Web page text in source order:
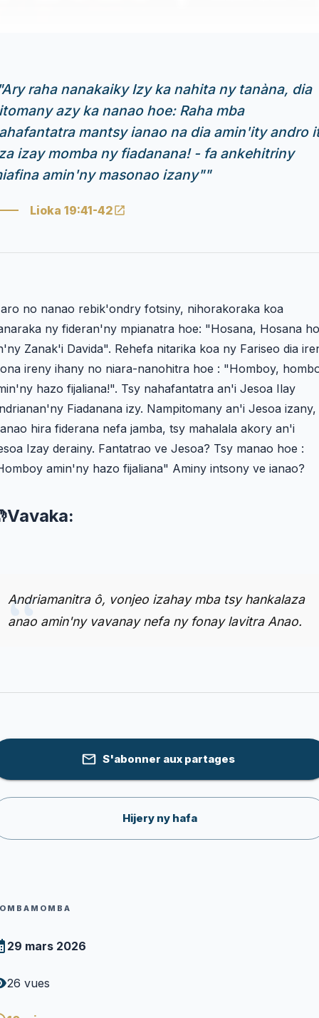
raha nanakaiky Izy ka nahita ny tanàna, dia
azy ka nanao hoe: Raha mba
mantsy ianao na dia amin'ity andro
izay momba ny fiadanana! - fa ankehitriny
amin'ny masonao izany""
Lioka 19:41-42
no nanao rebik'ondry fotsiny, nihorakoraka koa
ny fideran'ny mpianatra hoe: "Hosana, Hosana ho
Zanak'i Davida". Rehefa nitarika koa ny Fariseo dia
ireny ihany no niara-nanohitra hoe : "Homboy,
hazo fijaliana!". Tsy nahafantatra an'i Jesoa Ilay
Fiadanana izy. Nampitomany an'i Jesoa izany,
hira fiderana nefa jamba, tsy mahalala akory an'i
Izay derainy. Fantatrao ve Jesoa? Tsy manao hoe :
amin'ny hazo fijaliana" Aminy intsony ve ianao?
Andriamanitra ô, vonjeo izahay mba tsy hankalaza
anao amin'ny vavanay nefa ny fonay lavitra Anao.
S'abonner aux partages
Hijery ny hafa
29 mars 2026
26 vues